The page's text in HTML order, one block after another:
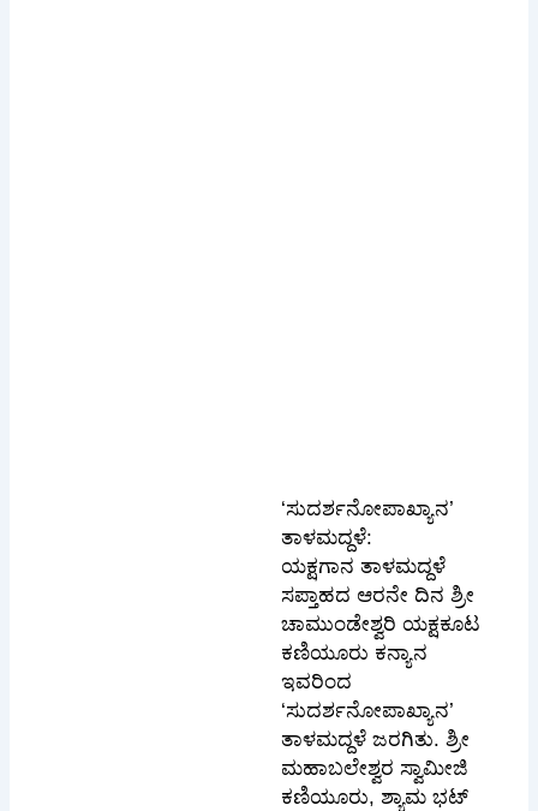
‘ಸುದರ್ಶನೋಪಾಖ್ಯಾನ’
ತಾಳಮದ್ದಳೆ:
ಯಕ್ಷಗಾನ ತಾಳಮದ್ದಳೆ
ಸಪ್ತಾಹದ ಆರನೇ ದಿನ ಶ್ರೀ
ಚಾಮುಂಡೇಶ್ವರಿ ಯಕ್ಷಕೂಟ
ಕಣಿಯೂರು ಕನ್ಯಾನ
ಇವರಿಂದ
‘ಸುದರ್ಶನೋಪಾಖ್ಯಾನ’
ತಾಳಮದ್ದಳೆ ಜರಗಿತು. ಶ್ರೀ
ಮಹಾಬಲೇಶ್ವರ ಸ್ವಾಮೀಜಿ
ಕಣಿಯೂರು, ಶ್ಯಾಮ ಭಟ್